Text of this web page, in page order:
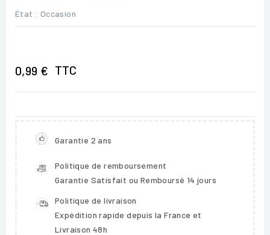
État : Occasion
0,99 € TTC
Garantie 2 ans
Politique de remboursement
Garantie Satisfait ou Remboursé 14 jours
Politique de livraison
Expédition rapide depuis la France et
Livraison 48h